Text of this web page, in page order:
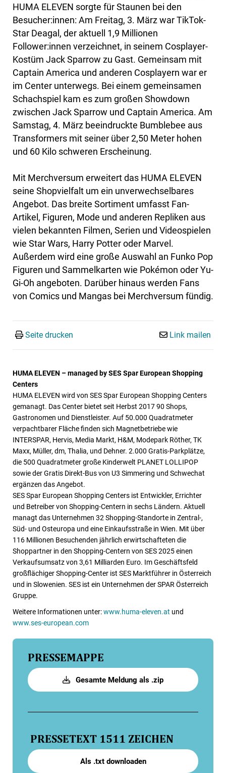
HUMA ELEVEN sorgte für Staunen bei den
Besucher:innen: Am Freitag, 3. März war TikTok-
Star Deagal, der aktuell 1,9 Millionen
Follower:innen verzeichnet, in seinem Cosplayer-
Kostüm Jack Sparrow zu Gast. Gemeinsam mit
Captain America und anderen Cosplayern war er
im Center unterwegs. Bei einem gemeinsamen
Schachspiel kam es zum großen Showdown
zwischen Jack Sparrow und Captain America. Am
Samstag, 4. März beeindruckte Bumblebee aus
Transformers mit seiner über 2,50 Meter hohen
und 60 Kilo schweren Erscheinung.
Mit Merchversum erweitert das HUMA ELEVEN
seine Shopvielfalt um ein unverwechselbares
Angebot. Das breite Sortiment umfasst Fan-
Artikel, Figuren, Mode und anderen Repliken aus
vielen bekannten Filmen, Serien und Videospielen
wie Star Wars, Harry Potter oder Marvel.
Außerdem wird eine große Auswahl an Funko Pop
Figuren und Sammelkarten wie Pokémon oder Yu-
Gi-Oh angeboten. Darüber hinaus werden Fans
von Comics und Mangas bei Merchversum fündig.
Seite drucken Link mailen
HUMA ELEVEN – managed by SES Spar European Shopping
Centers
HUMA ELEVEN wird von SES Spar European Shopping Centers
gemanagt. Das Center bietet seit Herbst 2017 90 Shops,
Gastronomen und Dienstleister. Auf 50.000 Quadratmeter
verpachtbarer Fläche finden sich Magnetbetriebe wie
INTERSPAR, Hervis, Media Markt, H&M, Modepark Röther, TK
Maxx, Müller, dm, Thalia, und Dehner. 2.000 Gratis-Parkplätze,
die 500 Quadratmeter große Kinderwelt PLANET LOLLIPOP
sowie der Gratis Direkt-Bus von U3 Simmering und Schwechat
ergänzen das Angebot.
SES Spar European Shopping Centers ist Entwickler, Errichter
und Betreiber von Shopping-Centern in sechs Ländern. Aktuell
managt das Unternehmen 32 Shopping-Standorte in Zentral-,
Süd- und Osteuropa und eine Einkaufsstraße in Wien. Mit über
116 Millionen Besuchenden jährlich erwirtschafteten die
Shoppartner in den Shopping-Centern von SES 2025 einen
Verkaufsumsatz von 3,61 Milliarden Euro. Im Geschäftsfeld
großflächiger Shopping-Center ist SES Marktführer in Österreich
und in Slowenien. SES ist ein Unternehmen der SPAR Österreich
Gruppe.
Weitere Informationen unter:www.huma-eleven.at und
www.ses-european.com
PRESSEMAPPE
Gesamte Meldung als .zip
PRESSETEXT 1511 ZEICHEN
Als .txt downloaden